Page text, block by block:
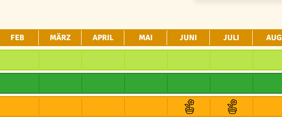
FEB MÄRZ APRIL MAI JUNI JULI AUG